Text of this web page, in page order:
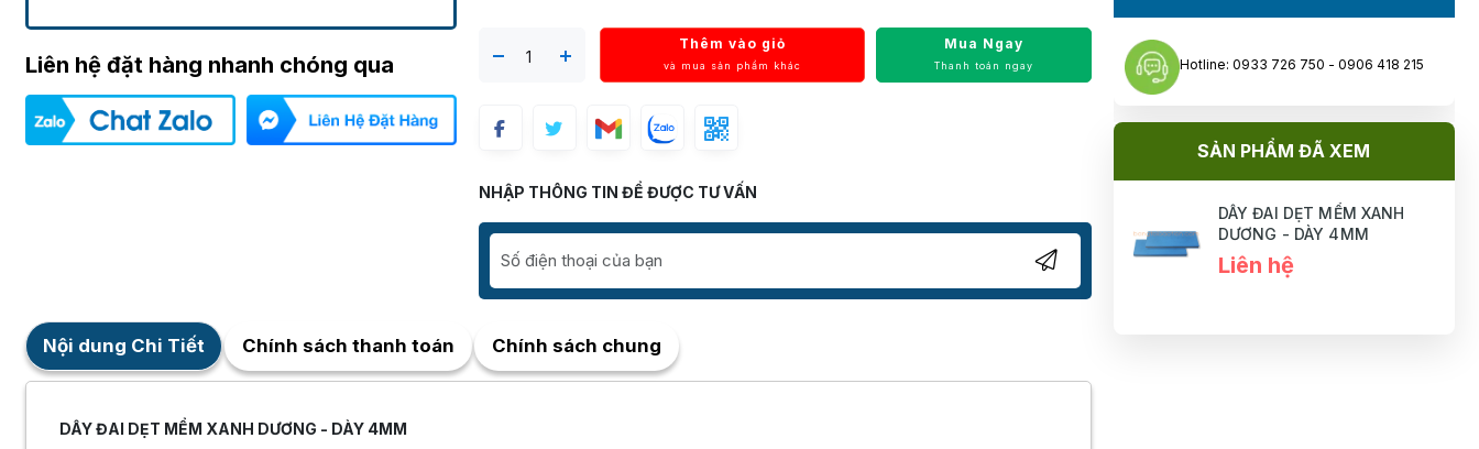
Liên hệ đặt hàng nhanh chóng qua
Thêm vào giỏ
và mua sản phẩm khác
Mua Ngay
Thanh toán ngay
NHẬP THÔNG TIN ĐỂ ĐƯỢC TƯ VẤN
Nội dung Chi Tiết Chính sách thanh toán Chính sách chung
DÂY ĐAI DẸT MỂM XANH DƯƠNG - DÀY 4MM
Hotline: 0933 726 750 - 0906 418 215
SẢN PHẨM ĐÃ XEM
DÂY ĐAI DẸT MỂM XANH
DƯƠNG - DÀY 4MM
Liên hệ